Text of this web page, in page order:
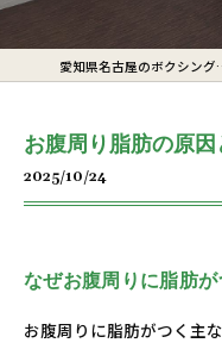
愛知県名
お腹周り脂肪の原
2025/10/24
なぜお腹周りに脂肪
お腹周りに脂肪がつく主